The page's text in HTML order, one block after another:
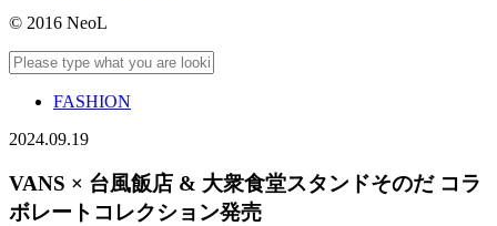
© 2016 NeoL
FASHION
2024.09.19
VANS × 台風飯店 & 大衆食堂スタンドそのだ コラ
ボレートコレクション発売